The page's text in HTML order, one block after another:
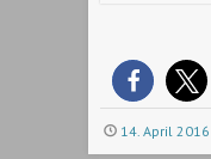
14. April 2016